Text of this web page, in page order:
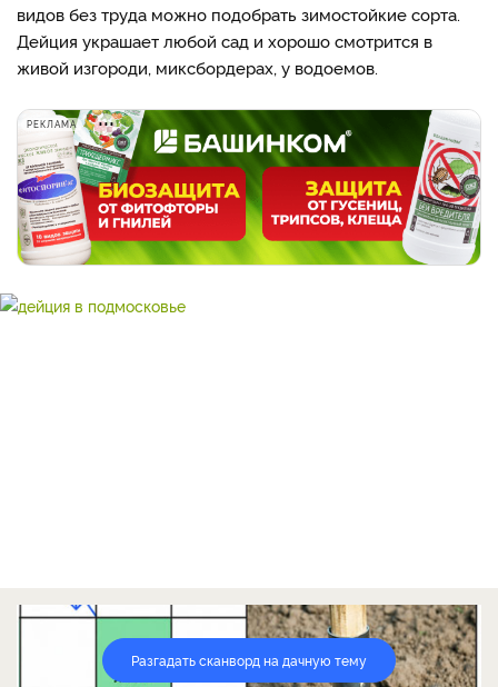
видов без труда можно подобрать зимостойкие сорта.
Дейция украшает любой сад и хорошо смотрится в
живой изгороди, миксбордерах, у водоемов.
РЕКЛАМА
Разгадать сканворд на дачную тему